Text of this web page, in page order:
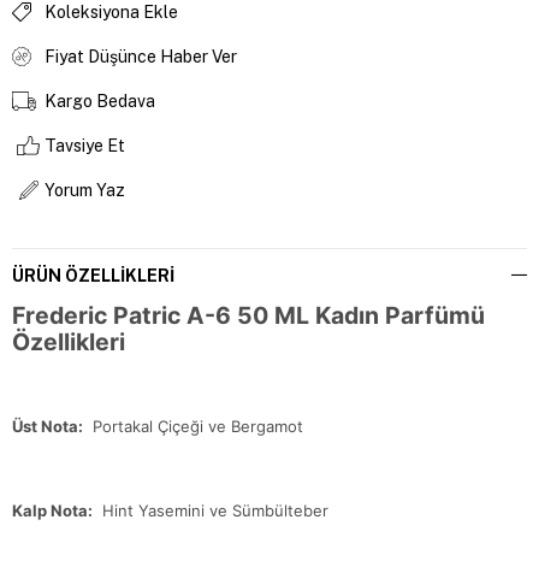
Koleksiyona Ekle
Fiyat Düşünce Haber Ver
Kargo Bedava
Tavsiye Et
Yorum Yaz
ÜRÜN ÖZELLIKLERI
Frederic Patric A-6 50 ML Kadın Parfümü
Özellikleri
Üst Nota: Portakal Çiçeği ve Bergamot
Kalp Nota: Hint Yasemini ve Sümbülteber